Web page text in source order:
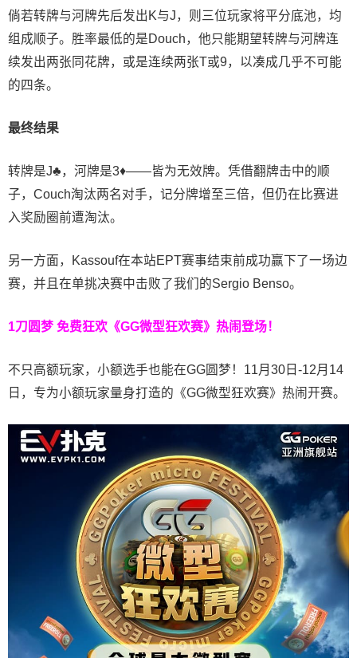
倘若转牌与河牌先后发出K与J，则三位玩家将平分底池，均
组成顺子。胜率最低的是Douch，他只能期望转牌与河牌连
续发出两张同花牌，或是连续两张T或9，以凑成几乎不可能
的四条。
最终结果
转牌是J♣，河牌是3♦——皆为无效牌。凭借翻牌击中的顺
子，Couch淘汰两名对手，记分牌增至三倍，但仍在比赛进
入奖励圈前遭淘汰。
另一方面，Kassouf在本站EPT赛事结束前成功赢下了一场边
赛，并且在单挑决赛中击败了我们的Sergio Benso。
1刀圆梦 免费狂欢 《GG微型狂欢赛》热闹登场！
不只高额玩家，小额选手也能在GG圆梦！11月30日-12月14
日，专为小额玩家量身打造的《GG微型狂欢赛》热闹开赛。